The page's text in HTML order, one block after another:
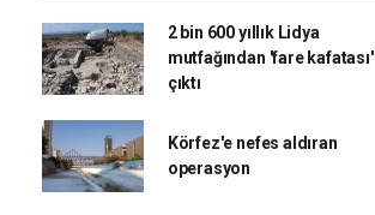
2 bin 600 yıllık Lidya
mutfağından 'fare kafatası'
çıktı
Körfez'e nefes aldıran
operasyon